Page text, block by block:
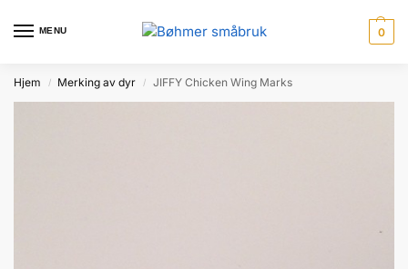
innholdet
MENU 0
Hjem / Merking av dyr / JIFFY Chicken Wing Marks